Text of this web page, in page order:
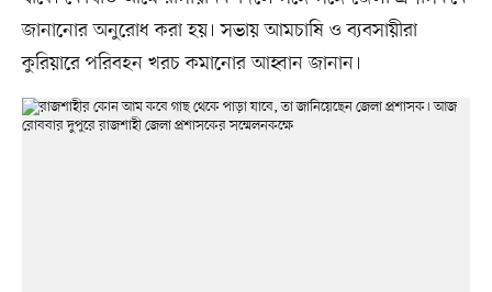
জানানোর অনুরোধ করা হয়। সভায় আমচাষি ও ব্যবসায়ীরা
কুরিয়ারে পরিবহন খরচ কমানোর আহ্বান জানান।